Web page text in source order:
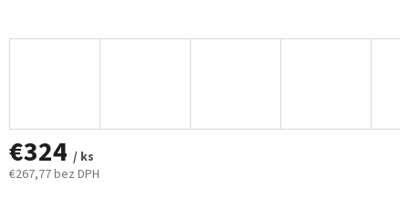
€324 / ks
€267,77 bez DPH